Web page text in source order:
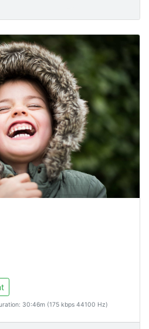
30:46m (175 kbps 44100 Hz)